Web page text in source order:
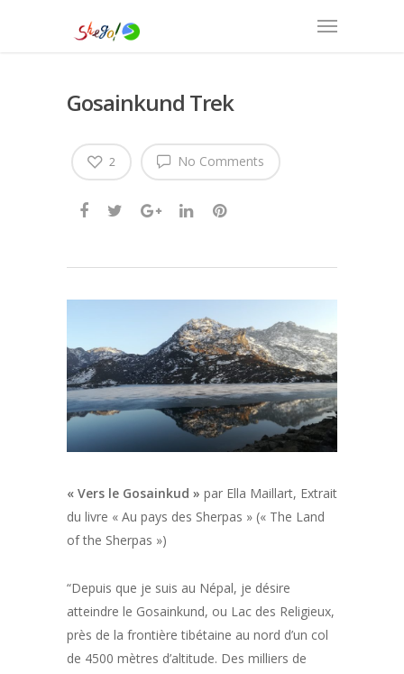
Gosainkund Trek
No Comments
2
« Vers le Gosainkud » par Ella Maillart, Extrait
du livre « Au pays des Sherpas » (« The Land
of the Sherpas »)
“Depuis que je suis au Népal, je désire
atteindre le Gosainkund, ou Lac des Religieux,
près de la frontière tibétaine au nord d’un col
de 4500 mètres d’altitude. Des milliers de